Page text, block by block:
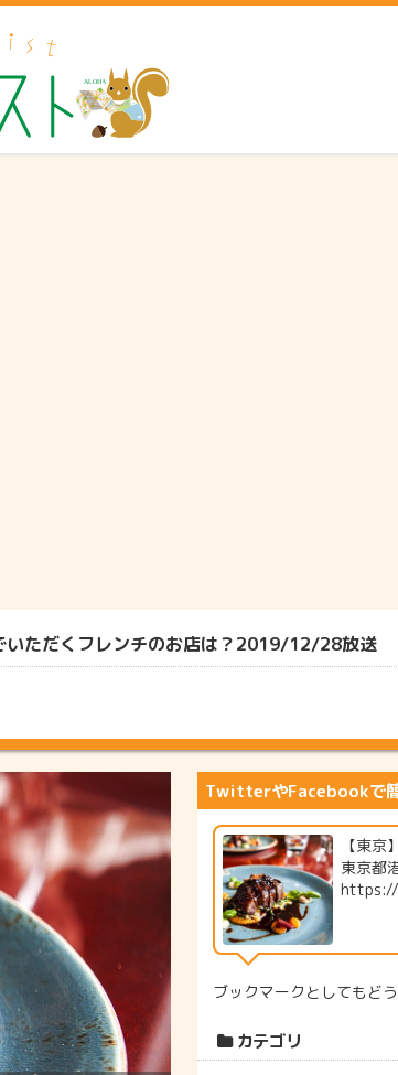
いただくフレンチのお店は？2019/12/28放送
TwitterやFacebookで
【東京
東京都
ブックマークとしてもどう
カテゴリ